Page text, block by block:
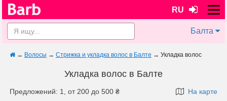
RU
Балта
→ Волосы → Стрижка и укладка волос в Балте → Укладка волос
Укладка волос в Балте
Предложений: 1, от 200 до 500 ₴ На карте